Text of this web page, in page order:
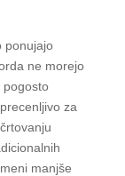
ponujajo
ne morejo
pogosto
za
manjše